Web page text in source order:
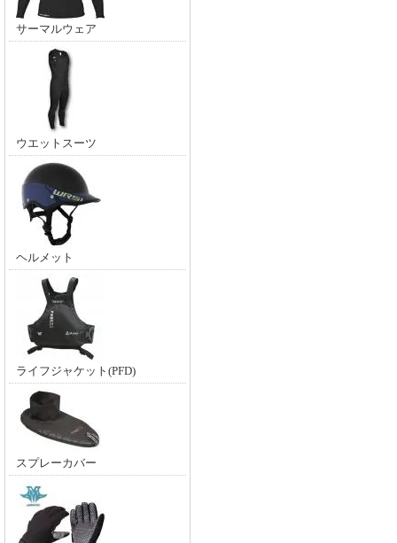
サーマルウェア
ウエットスーツ
ヘルメット
ライフジャケット(PFD)
スプレーカバー